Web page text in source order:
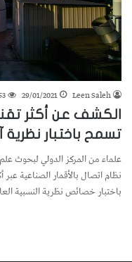
Leen Saleh
29/01/2021
الكشف عن أكثر
تسمح باختبار
علماء من المركز الدولي لبحوث
نظام اتصال بالأقمار الصناعية عبر
باختبار خصائص نظرية النسبية